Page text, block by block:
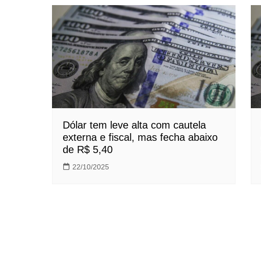
Dólar tem leve alta com cautela
externa e fiscal, mas fecha abaixo
de R$ 5,40
22/10/2025